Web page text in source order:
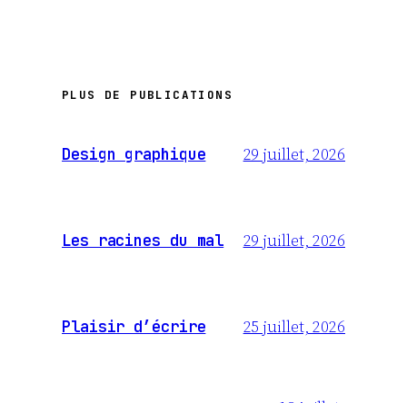
PLUS DE PUBLICATIONS
Design graphique 29 juillet, 2026
Les racines du mal 29 juillet, 2026
Plaisir d’écrire 25 juillet, 2026